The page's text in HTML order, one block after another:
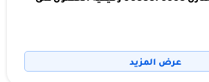
عرض المزيد